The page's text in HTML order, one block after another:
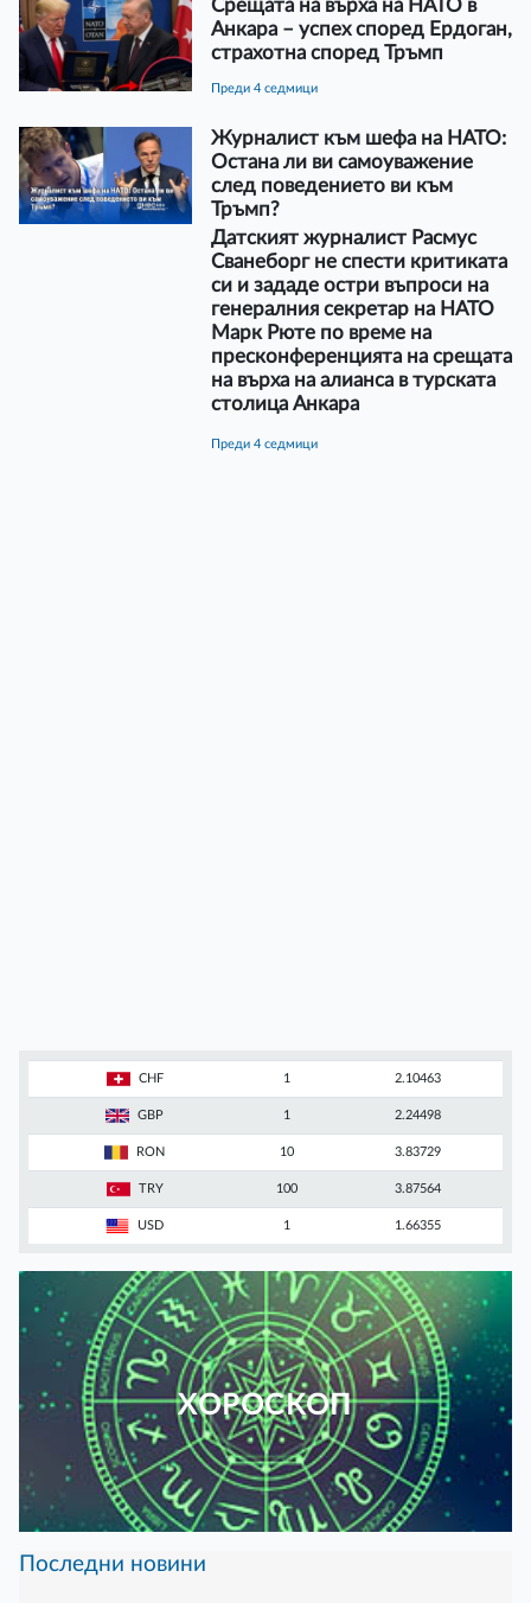
Срещата на върха на НАТО в
Анкара – успех според Ердоган,
страхотна според Тръмп
преди 4 седмици
Журналист към шефа на НАТО:
Остана ли ви самоуважение
след поведението ви към
Тръмп?
Датският журналист Расмус
Сванеборг не спести критиката
си и зададе остри въпроси на
генералния секретар на НАТО
Марк Рюте по време на
пресконференцията на срещата
на върха на алианса в турската
столица Анкара
преди 4 седмици
CHF 1 2.10463
GBP 1 2.24498
RON 10 3.83729
TRY 100 3.87564
USD 1 1.66355
ХОРОСКОП
Последни новини